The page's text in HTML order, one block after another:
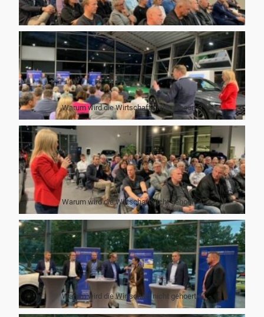
Warum wird die Wirtschaft nicht gehoert 3
Warum wird die Wirtschaft nicht gehoert 4
Warum wird die Wirtschaft nicht gehoert 5